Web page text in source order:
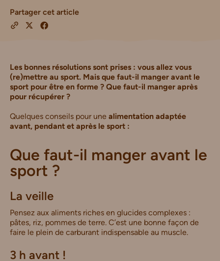
Partager cet article
Les bonnes résolutions sont prises : vous allez vous
(re)mettre au sport. Mais que faut-il manger avant le
sport pour être en forme ? Que faut-il manger après
pour récupérer ?
Quelques conseils pour une alimentation adaptée
avant, pendant et après le sport :
Que faut-il manger avant le
sport ?
La veille
Pensez aux aliments riches en glucides complexes :
pâtes, riz, pommes de terre. C’est une bonne façon de
faire le plein de carburant indispensable au muscle.
3 h avant !